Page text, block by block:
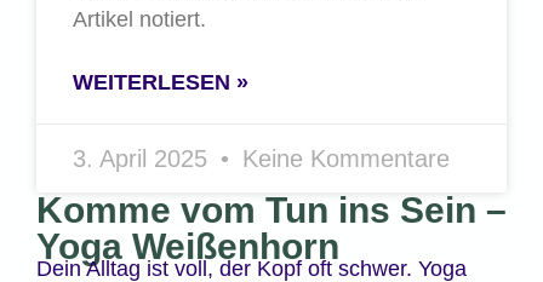
Artikel notiert.
WEITERLESEN »
3. April 2025 Keine Kommentare
Komme vom Tun ins Sein –
Yoga Weißenhorn
Dein Alltag ist voll, der Kopf oft schwer. Yoga